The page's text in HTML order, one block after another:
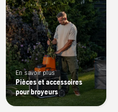
En savoir plus
Pièces et accessoires
pour broyeurs